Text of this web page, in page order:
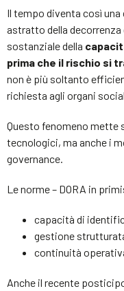
Il tempo diventa così
astratto della decorrenza
sostanziale della
prima che il rischio si
non è più soltanto
richiesta agli organi
Questo fenomeno
tecnologici, ma anche i
governance.
Le norme – DORA in
capacità di
gestione
continuità
Anche il recente